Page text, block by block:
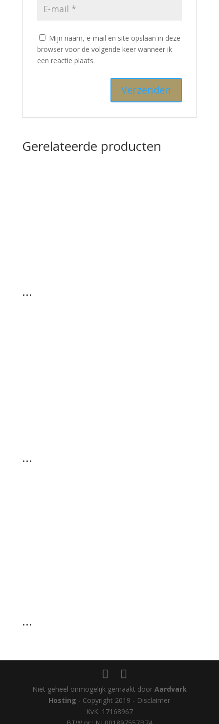
Mijn naam, e-mail en site opslaan in deze
browser voor de volgende keer wanneer ik
een reactie plaats.
Gerelateerde producten
…
…
…
Niet geheel onmogelijk gemaakt door Aardvark
Hosting - Copyright 2019 - Disclaimer
KvK: 17168967